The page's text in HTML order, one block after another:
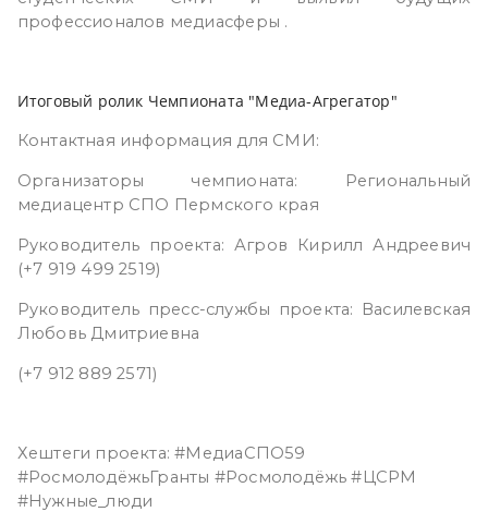
профессионалов медиасферы .
Итоговый ролик Чемпионата "Медиа-Агрегатор"
Контактная информация для СМИ:
Организаторы чемпионата: Региональный
медиацентр СПО Пермского края
Руководитель проекта: Агров Кирилл Андреевич
(+7 919 499 2519)
Руководитель пресс-службы проекта: Василевская
Любовь Дмитриевна
(+7 912 889 2571)
Хештеги проекта: #МедиаСПО59
#РосмолодёжьГранты #Росмолодёжь #ЦСРМ
#Нужные_люди